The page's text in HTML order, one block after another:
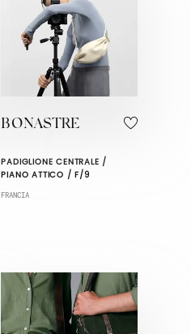
BONASTRE
PADIGLIONE CENTRALE /
PIANO ATTICO / F/9
FRANCIA